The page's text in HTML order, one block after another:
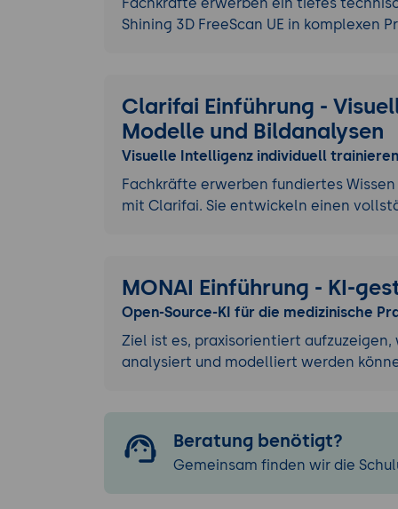
Fachkräfte erwerben ein tiefes
Shining 3D FreeScan UE in komplexen
Clarifai Einführung -
Modelle und Bildanalysen
Visuelle Intelligenz individuell
Fachkräfte erwerben fundiertes
mit Clarifai. Sie entwickeln einen
MONAI Einführung - KI-
Open-Source-KI für die medizinische
Ziel ist es, praxisorientiert
analysiert und modelliert werden
Beratung benötigt?
Gemeinsam finden wir die